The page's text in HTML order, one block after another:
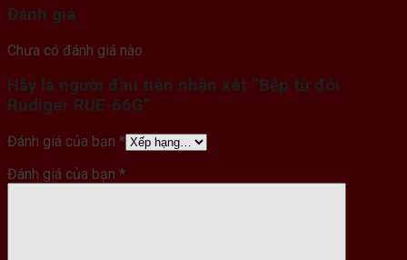
Đánh giá
Chưa có đánh giá nào.
Hãy là người đầu tiên nhận xét “Bếp từ đôi
Rudiger RUE-66G”
Đánh giá của bạn *
Đánh giá của bạn *